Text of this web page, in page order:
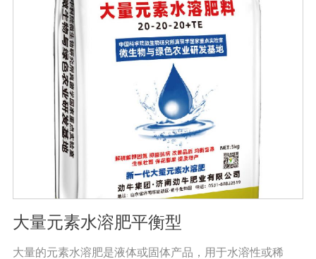
大量元素水溶肥平衡型
大量的元素水溶肥是液体或固体产品，用于水溶性或稀